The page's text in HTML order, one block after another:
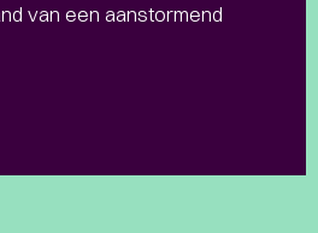
van een aanstormend